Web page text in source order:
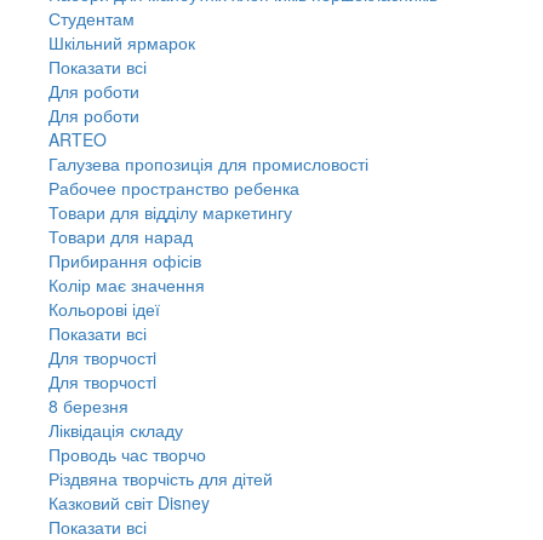
Студентам
Шкільний ярмарок
Показати всі
Для роботи
Для роботи
ARTEO
Галузева пропозиція для промисловості
Рабочее пространство ребенка
Товари для відділу маркетингу
Товари для нарад
Прибирання офісів
Колір має значення
Кольорові ідеї
Показати всі
Для творчостi
Для творчостi
8 березня
Ліквідація складу
Проводь час творчо
Різдвяна творчість для дітей
Казковий світ Disney
Показати всі